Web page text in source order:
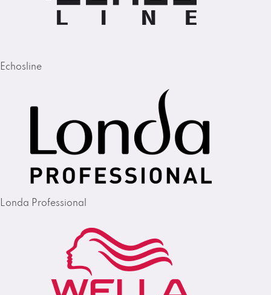
Echosline
Londa Professional